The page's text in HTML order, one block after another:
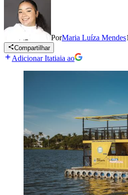
PorMaria Luíza Mendes
Compartilhar
Adicionar Itatiaia ao